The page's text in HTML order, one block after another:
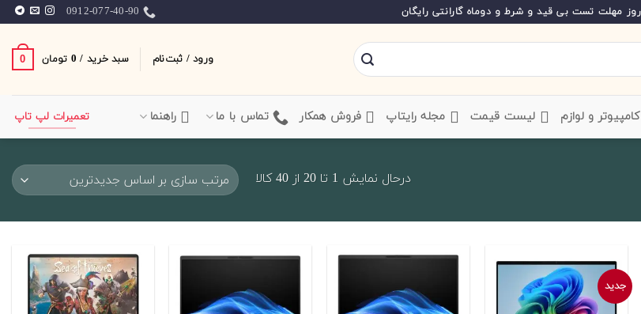
0912-077-40-90
ورود / ثبت‌نام سبد خرید / 0 تومان 0
‌ کامپیوتر و لوازم ‌ لیست قیمت ‌ مجله رایتاپ فروش همکار تماس با ما راهنما تعمیرات لپ تاپ
درحال نمایش 1 تا 20 از 40 کالا
Sorted
latest
جدید